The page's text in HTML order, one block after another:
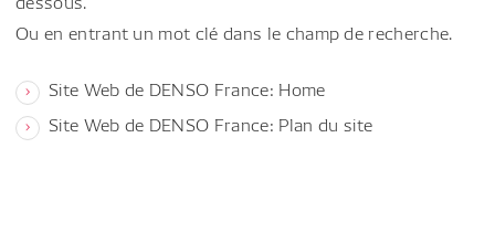
Ou en entrant un mot clé dans le champ de recherche.
Site Web de DENSO France: Home
Site Web de DENSO France: Plan du site